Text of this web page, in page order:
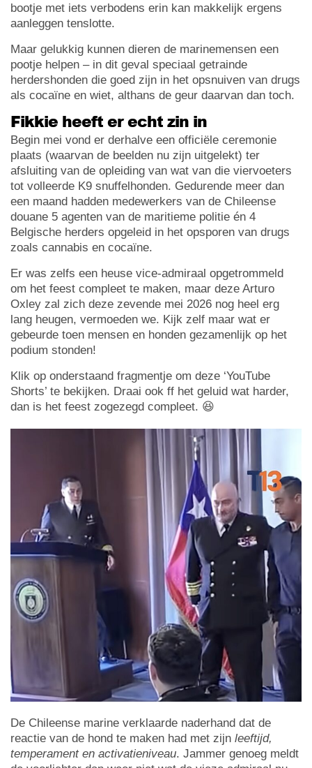
bootje met iets verbodens erin kan makkelijk ergens
aanleggen tenslotte.
Maar gelukkig kunnen dieren de marinemensen een
pootje helpen – in dit geval speciaal getrainde
herdershonden die goed zijn in het opsnuiven van drugs
als cocaïne en wiet, althans de geur daarvan dan toch.
Fikkie heeft er echt zin in
Begin mei vond er derhalve een officiële ceremonie
plaats (waarvan de beelden nu zijn uitgelekt) ter
afsluiting van de opleiding van wat van die viervoeters
tot volleerde K9 snuffelhonden. Gedurende meer dan
een maand hadden medewerkers van de Chileense
douane 5 agenten van de maritieme politie én 4
Belgische herders opgeleid in het opsporen van drugs
zoals cannabis en cocaïne.
Er was zelfs een heuse vice-admiraal opgetrommeld
om het feest compleet te maken, maar deze Arturo
Oxley zal zich deze zevende mei 2026 nog heel erg
lang heugen, vermoeden we. Kijk zelf maar wat er
gebeurde toen mensen en honden gezamenlijk op het
podium stonden!
Klik op onderstaand fragmentje om deze ‘YouTube
Shorts’ te bekijken. Draai ook ff het geluid wat harder,
dan is het feest zogezegd compleet. 😆
De Chileense marine verklaarde naderhand dat de
reactie van de hond te maken had met zijn leeftijd,
temperament en activatieniveau. Jammer genoeg meldt